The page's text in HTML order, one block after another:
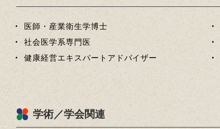
医師・産業衛生学博士
社会医学系専門医
健康経営エキスパートアドバイザー
学術／学会関連